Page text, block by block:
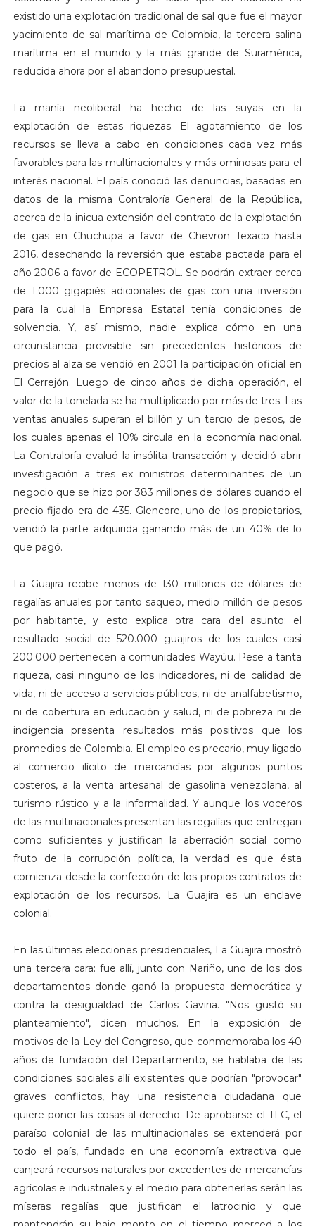
existido una explotación tradicional de sal que fue el mayor
yacimiento de sal marítima de Colombia, la tercera salina
marítima en el mundo y la más grande de Suramérica,
reducida ahora por el abandono presupuestal.
La manía neoliberal ha hecho de las suyas en la
explotación de estas riquezas. El agotamiento de los
recursos se lleva a cabo en condiciones cada vez más
favorables para las multinacionales y más ominosas para el
interés nacional. El país conoció las denuncias, basadas en
datos de la misma Contraloría General de la República,
acerca de la inicua extensión del contrato de la explotación
de gas en Chuchupa a favor de Chevron Texaco hasta
2016, desechando la reversión que estaba pactada para el
año 2006 a favor de ECOPETROL. Se podrán extraer cerca
de 1.000 gigapiés adicionales de gas con una inversión
para la cual la Empresa Estatal tenía condiciones de
solvencia. Y, así mismo, nadie explica cómo en una
circunstancia previsible sin precedentes históricos de
precios al alza se vendió en 2001 la participación oficial en
El Cerrejón. Luego de cinco años de dicha operación, el
valor de la tonelada se ha multiplicado por más de tres. Las
ventas anuales superan el billón y un tercio de pesos, de
los cuales apenas el 10% circula en la economía nacional.
La Contraloría evaluó la insólita transacción y decidió abrir
investigación a tres ex ministros determinantes de un
negocio que se hizo por 383 millones de dólares cuando el
precio fijado era de 435. Glencore, uno de los propietarios,
vendió la parte adquirida ganando más de un 40% de lo
que pagó.
La Guajira recibe menos de 130 millones de dólares de
regalías anuales por tanto saqueo, medio millón de pesos
por habitante, y esto explica otra cara del asunto: el
resultado social de 520.000 guajiros de los cuales casi
200.000 pertenecen a comunidades Wayúu. Pese a tanta
riqueza, casi ninguno de los indicadores, ni de calidad de
vida, ni de acceso a servicios públicos, ni de analfabetismo,
ni de cobertura en educación y salud, ni de pobreza ni de
indigencia presenta resultados más positivos que los
promedios de Colombia. El empleo es precario, muy ligado
al comercio ilícito de mercancías por algunos puntos
costeros, a la venta artesanal de gasolina venezolana, al
turismo rústico y a la informalidad. Y aunque los voceros
de las multinacionales presentan las regalías que entregan
como suficientes y justifican la aberración social como
fruto de la corrupción política, la verdad es que ésta
comienza desde la confección de los propios contratos de
explotación de los recursos. La Guajira es un enclave
colonial.
En las últimas elecciones presidenciales, La Guajira mostró
una tercera cara: fue allí, junto con Nariño, uno de los dos
departamentos donde ganó la propuesta democrática y
contra la desigualdad de Carlos Gaviria. "Nos gustó su
planteamiento", dicen muchos. En la exposición de
motivos de la Ley del Congreso, que conmemoraba los 40
años de fundación del Departamento, se hablaba de las
condiciones sociales allí existentes que podrían "provocar"
graves conflictos, hay una resistencia ciudadana que
quiere poner las cosas al derecho. De aprobarse el TLC, el
paraíso colonial de las multinacionales se extenderá por
todo el país, fundado en una economía extractiva que
canjeará recursos naturales por excedentes de mercancías
agrícolas e industriales y el medio para obtenerlas serán las
míseras regalías que justifican el latrocinio y que